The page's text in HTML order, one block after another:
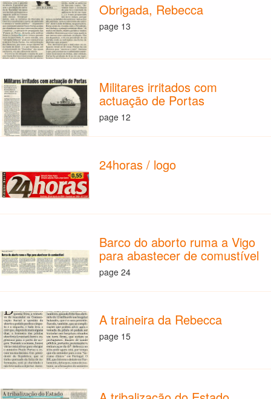
Obrigada, Rebecca
page 13
Militares irritados com
actuação de Portas
page 12
24horas / logo
Barco do aborto ruma a Vigo
para abastecer de comustível
page 24
A traineira da Rebecca
page 15